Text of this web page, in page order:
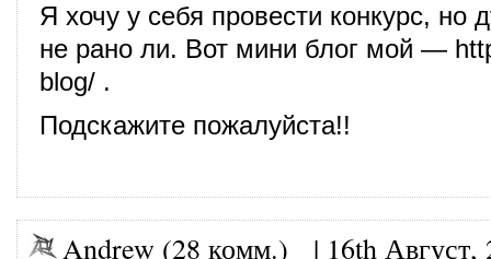
Я хочу у себя провести конкурс, но
не рано ли. Вот мини блог мой —
blog/ .
Подскажите пожалуйста!!
Andrew (28 комм.) | 16th Август,